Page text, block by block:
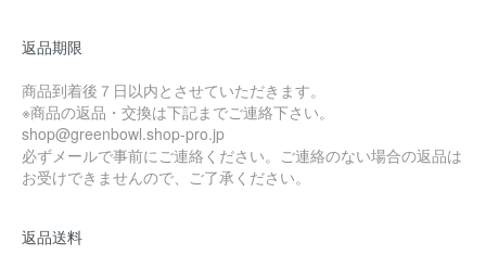
返品期限
商品到着後７日以内とさせていただきます。
※商品の返品・交換は下記までご連絡下さい。
shop@greenbowl.shop-pro.jp
必ずメールで事前にご連絡ください。ご連絡のない場合の返品は
お受けできませんので、ご了承ください。
返品送料